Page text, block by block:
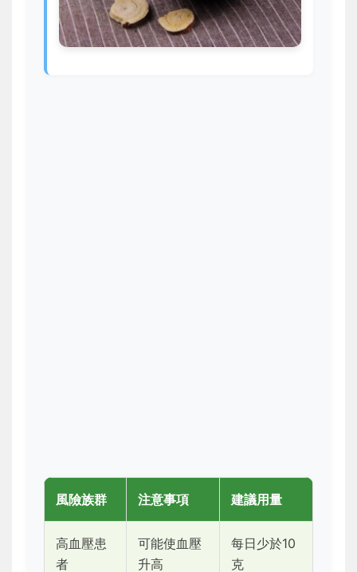
風險族群 注意事項 建議用量
高血壓患
者
可能使血壓
升高
每日少於10
克